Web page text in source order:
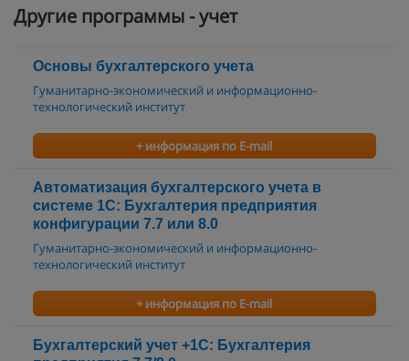
Другие программы - учет
Основы бухгалтерского учета
Гуманитарно-экономический и информационно-
технологический институт
+ информация по E-mail
Автоматизация бухгалтерского учета в
системе 1С: Бухгалтерия предприятия
конфигурации 7.7 или 8.0
Гуманитарно-экономический и информационно-
технологический институт
+ информация по E-mail
Бухгалтерский учет +1С: Бухгалтерия